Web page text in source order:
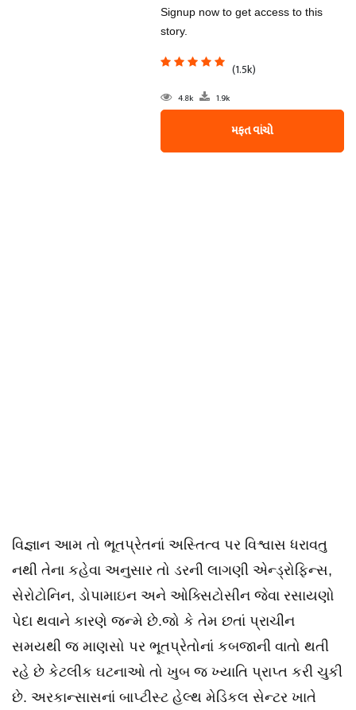
Signup now to get access to this
story.
(1.5k)
4.8k 1.9k
મફત વાંચો
વિજ્ઞાન આમ તો ભૂતપ્રેતનાં અસ્તિત્વ પર વિશ્વાસ ધરાવતુ
નથી તેના કહેવા અનુસાર તો ડરની લાગણી એન્ડ્રોફિન્સ,
સેરોટોનિન, ડોપામાઇન અને ઓક્સિટોસીન જેવા રસાયણો
પેદા થવાને કારણે જન્મે છે.જો કે તેમ છતાં પ્રાચીન
સમયથી જ માણસો પર ભૂતપ્રેતોનાં કબજાની વાતો થતી
રહે છે કેટલીક ઘટનાઓ તો ખુબ જ ખ્યાતિ પ્રાપ્ત કરી ચુકી
છે. અરકાન્સાસનાં બાપ્ટીસ્ટ હેલ્થ મેડિકલ સેન્ટર ખાતે